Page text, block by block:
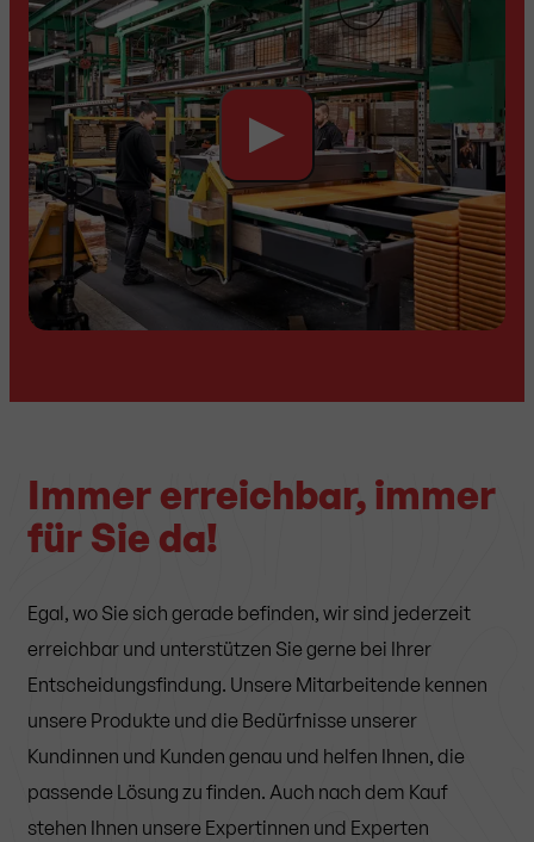
Immer erreichbar, immer
für Sie da!
Egal, wo Sie sich gerade befinden, wir sind jederzeit
erreichbar und unterstützen Sie gerne bei Ihrer
Entscheidungsfindung. Unsere Mitarbeitende kennen
unsere Produkte und die Bedürfnisse unserer
Kundinnen und Kunden genau und helfen Ihnen, die
passende Lösung zu finden. Auch nach dem Kauf
stehen Ihnen unsere Expertinnen und Experten